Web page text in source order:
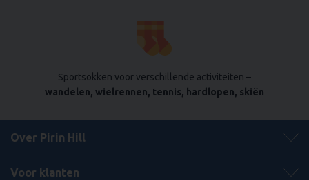
Sportsokken voor verschillende activiteiten –
wandelen, wielrennen, tennis, hardlopen, skiën
Over Pirin Hill
Voor klanten